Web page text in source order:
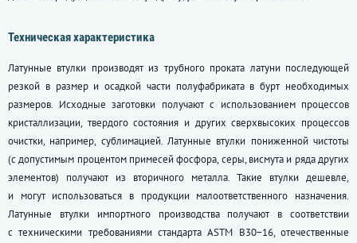
Техническая характеристика
Латунные втулки производят из трубного проката латуни последующей
резкой в размер и осадкой части полуфабриката в бурт необходимых
размеров. Исходные заготовки получают с использованием процессов
кристаллизации, твердого состояния и других сверхвысоких процессов
очистки, например, сублимацией. Латунные втулки пониженной чистоты
(с допустимым процентом примесей фосфора, серы, висмута и ряда других
элементов) получают из вторичного металла. Такие втулки дешевле,
и могут использоваться в продукции малоответственного назначения.
Латунные втулки импортного производства получают в соответствии
с техническими требованиями стандарта ASTM B30−16, отечественные